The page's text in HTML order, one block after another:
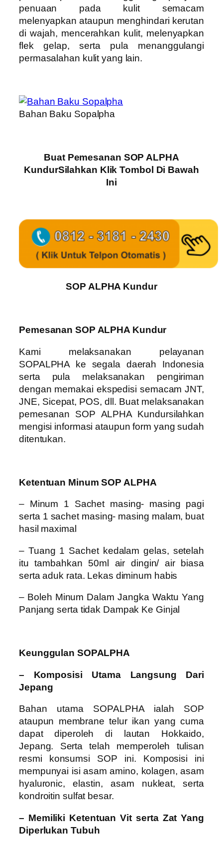
penuaan pada kulit semacam
melenyapkan ataupun menghindari kerutan
di wajah, mencerahkan kulit, melenyapkan
flek gelap, serta pula menanggulangi
permasalahan kulit yang lain.
Bahan Baku Sopalpha
Buat Pemesanan SOP ALPHA
KundurSilahkan Klik Tombol Di Bawah
Ini
SOP ALPHA Kundur
Pemesanan SOP ALPHA Kundur
Kami melaksanakan pelayanan
SOPALPHA ke segala daerah Indonesia
serta pula melaksanakan pengiriman
dengan memakai ekspedisi semacam JNT,
JNE, Sicepat, POS, dll. Buat melaksanakan
pemesanan SOP ALPHA Kundursilahkan
mengisi informasi ataupun form yang sudah
ditentukan.
Ketentuan Minum SOP ALPHA
– Minum 1 Sachet masing- masing pagi
serta 1 sachet masing- masing malam, buat
hasil maximal
– Tuang 1 Sachet kedalam gelas, setelah
itu tambahkan 50ml air dingin/ air biasa
serta aduk rata. Lekas diminum habis
– Boleh Minum Dalam Jangka Waktu Yang
Panjang serta tidak Dampak Ke Ginjal
Keunggulan SOPALPHA
– Komposisi Utama Langsung Dari
Jepang
Bahan utama SOPALPHA ialah SOP
ataupun membrane telur ikan yang cuma
dapat diperoleh di lautan Hokkaido,
Jepang. Serta telah memperoleh tulisan
resmi konsumsi SOP ini. Komposisi ini
mempunyai isi asam amino, kolagen, asam
hyaluronic, elastin, asam nukleat, serta
kondroitin sulfat besar.
– Memiliki Ketentuan Vit serta Zat Yang
Diperlukan Tubuh